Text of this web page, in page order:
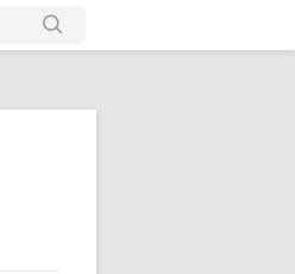
当前博客